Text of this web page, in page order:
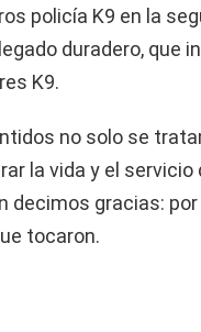
policía K9 en la
duradero, que
K9.
no solo se
la vida y el
decimos gracias:
tocaron.